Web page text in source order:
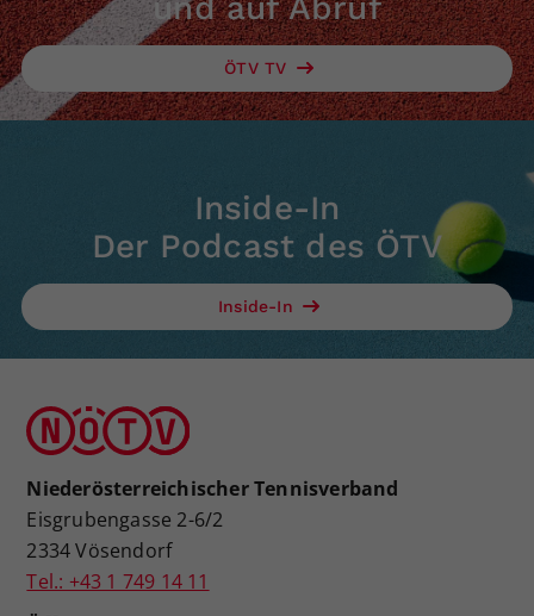
und auf Abruf
ÖTV TV
Inside-In
Der Podcast des ÖTV
Inside-In
Niederösterreichischer Tennisverband
Eisgrubengasse 2-6/2
2334 Vösendorf
Tel.: +43 1 749 14 11
Zweck
Dieser Wert speichert Ihre Consent-
Einstellungen. Unter anderem eine
zufällig generierte ID, für die
historische Speicherung Ihrer